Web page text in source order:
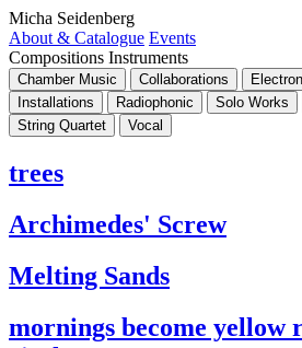
Micha Seidenberg
About & Catalogue Events
Compositions Instruments
Chamber Music Collaborations
Installations
Radiophonic Solo Works
String Quartet
Vocal
trees
Archimedes' Screw
Melting Sands
mornings become yellow